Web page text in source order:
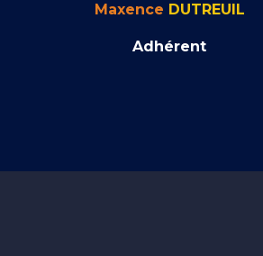
Maxence DUTREUIL
Adhérent